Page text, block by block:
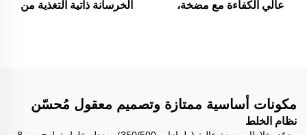
عالي الكفاءة مع مضخة،
الخرسانة ذاتية التغذية من
مكونات أساسية ممتازة وتصميم معقول مُحسّن
نظام الخلط